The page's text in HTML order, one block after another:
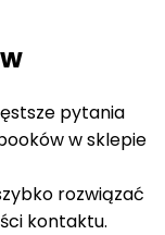
pytania
w sklepie
rozwiązać
kontaktu.